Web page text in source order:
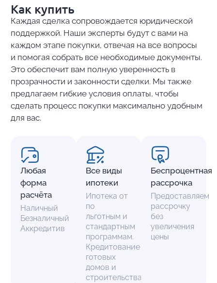
Как купить
Каждая сделка сопровождается юридической
поддержкой. Наши эксперты будут с вами на
каждом этапе покупки, отвечая на все вопросы
и помогая собрать все необходимые документы.
Это обеспечит вам полную уверенность в
прозрачности и законности сделки. Мы также
предлагаем гибкие условия оплаты, чтобы
сделать процесс покупки максимально удобным
для вас.
Любая
форма
расчёта
Наличный
Безналичный
Аккредитив
Все виды
ипотеки
Ипотека от
по
льготным и
стандартным
программам.
Кредитование
готовых
домов и
строительства.
Беспроцентная
рассрочка
Предоставляем
рассрочку
без
увеличения
цены